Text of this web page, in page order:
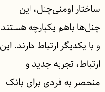
ساختار اومنی‌چنل، این
چنل‌ها باهم یکپارچه هستند
و با یکدیگر ارتباط دارند. این
ارتباط، تجربه جدید و
منحصر به فردی برای بانک